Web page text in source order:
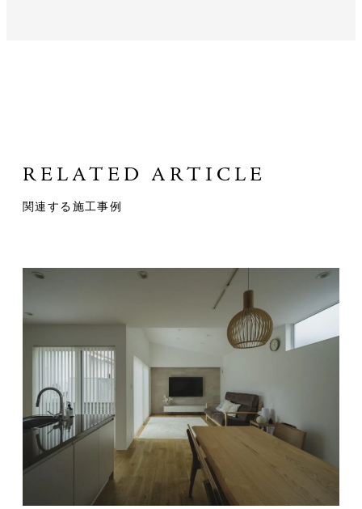
RELATED ARTICLE
関連する施工事例